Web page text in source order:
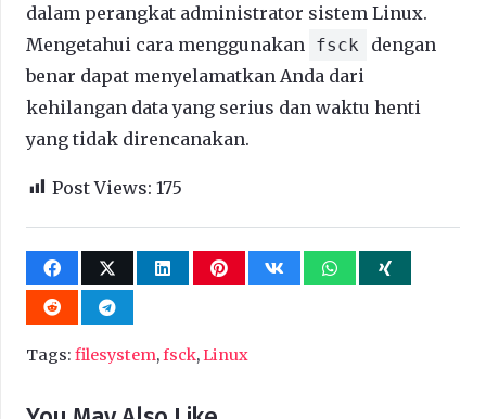
dalam perangkat administrator sistem Linux.
Mengetahui cara menggunakan
fsck
dengan
benar dapat menyelamatkan Anda dari
kehilangan data yang serius dan waktu henti
yang tidak direncanakan.
Post Views: 175
Tags: filesystem,fsck,Linux